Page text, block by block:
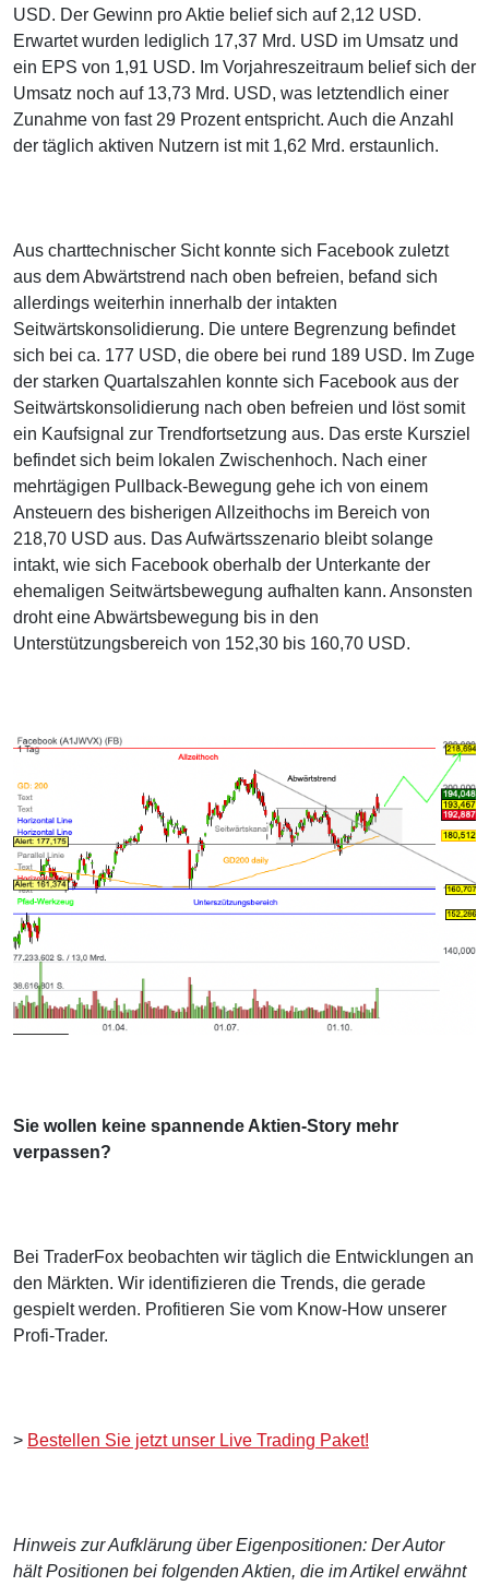
USD. Der Gewinn pro Aktie belief sich auf 2,12 USD.
Erwartet wurden lediglich 17,37 Mrd. USD im Umsatz und
ein EPS von 1,91 USD. Im Vorjahreszeitraum belief sich der
Umsatz noch auf 13,73 Mrd. USD, was letztendlich einer
Zunahme von fast 29 Prozent entspricht. Auch die Anzahl
der täglich aktiven Nutzern ist mit 1,62 Mrd. erstaunlich.
Aus charttechnischer Sicht konnte sich Facebook zuletzt
aus dem Abwärtstrend nach oben befreien, befand sich
allerdings weiterhin innerhalb der intakten
Seitwärtskonsolidierung. Die untere Begrenzung befindet
sich bei ca. 177 USD, die obere bei rund 189 USD. Im Zuge
der starken Quartalszahlen konnte sich Facebook aus der
Seitwärtskonsolidierung nach oben befreien und löst somit
ein Kaufsignal zur Trendfortsetzung aus. Das erste Kursziel
befindet sich beim lokalen Zwischenhoch. Nach einer
mehrtägigen Pullback-Bewegung gehe ich von einem
Ansteuern des bisherigen Allzeithochs im Bereich von
218,70 USD aus. Das Aufwärtsszenario bleibt solange
intakt, wie sich Facebook oberhalb der Unterkante der
ehemaligen Seitwärtsbewegung aufhalten kann. Ansonsten
droht eine Abwärtsbewegung bis in den
Unterstützungsbereich von 152,30 bis 160,70 USD.
Sie wollen keine spannende Aktien-Story mehr
verpassen?
Bei TraderFox beobachten wir täglich die Entwicklungen an
den Märkten. Wir identifizieren die Trends, die gerade
gespielt werden. Profitieren Sie vom Know-How unserer
Profi-Trader.
> Bestellen Sie jetzt unser Live Trading Paket!
Hinweis zur Aufklärung über Eigenpositionen: Der Autor
hält Positionen bei folgenden Aktien, die im Artikel erwähnt